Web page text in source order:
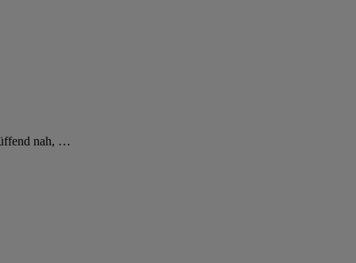
nah, …